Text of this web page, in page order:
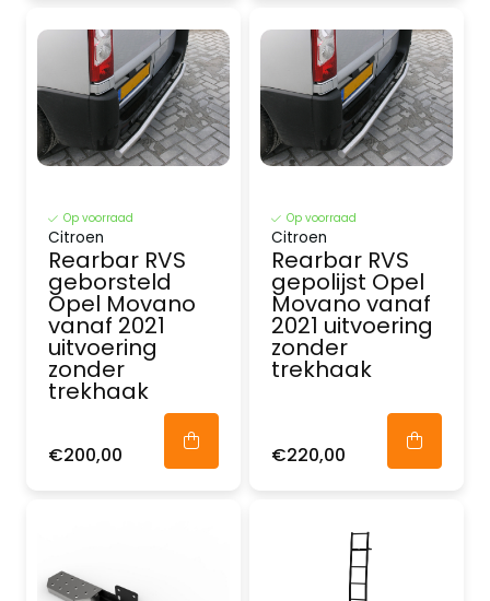
Op voorraad
Citroen
Rearbar RVS
geborsteld
Opel Movano
vanaf 2021
uitvoering
zonder
trekhaak
€200,00
Op voorraad
Citroen
Rearbar RVS
gepolijst Opel
Movano vanaf
2021 uitvoering
zonder
trekhaak
€220,00